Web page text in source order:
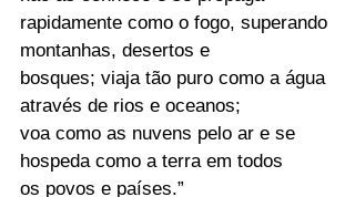
rapidamente como o fogo, superando
montanhas, desertos e
bosques; viaja tão puro como a água
através de rios e oceanos;
voa como as nuvens pelo ar e se
hospeda como a terra em todos
os povos e países.”